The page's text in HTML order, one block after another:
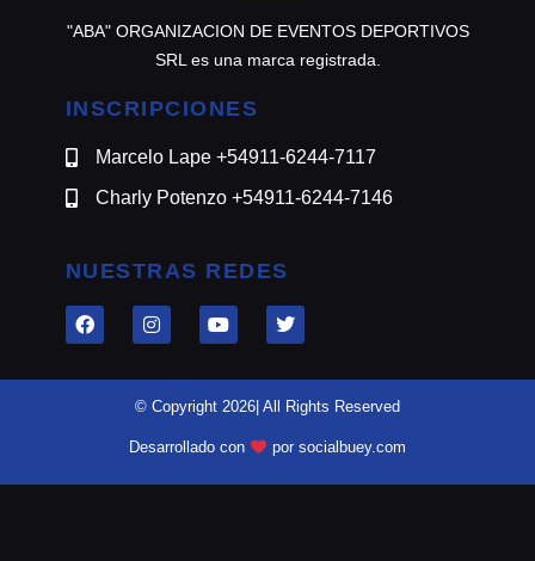
"ABA" ORGANIZACION DE EVENTOS DEPORTIVOS
SRL es una marca registrada.
INSCRIPCIONES
Marcelo Lape +54911-6244-7117
Charly Potenzo +54911-6244-7146
NUESTRAS REDES
© Copyright 2026| All Rights Reserved
Desarrollado con por socialbuey.com